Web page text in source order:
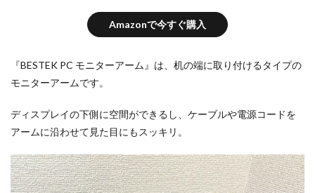
Amazonで今すぐ購入
『BESTEK PC モニターアーム』は、机の端に取り付けるタイプの
モニターアームです。
ディスプレイの下側に空間ができるし、ケーブルや電源コードを
アームに沿わせて見た目にもスッキリ。